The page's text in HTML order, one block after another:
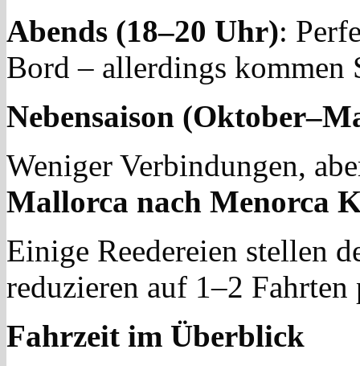
Abends (18–20 Uhr):
Bord – allerdings kommen
Nebensaison
Weniger Verbindungen,
Mallorca nach Menorca
Einige Reedereien stellen
reduzieren auf 1–2 Fahrten
Fahrzeit im Überblick